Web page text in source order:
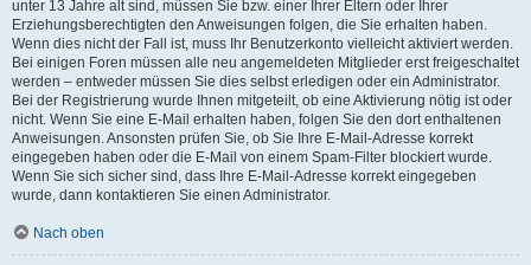
unter 13 Jahre alt sind, müssen Sie bzw. einer Ihrer Eltern oder Ihrer
Erziehungsberechtigten den Anweisungen folgen, die Sie erhalten haben.
Wenn dies nicht der Fall ist, muss Ihr Benutzerkonto vielleicht aktiviert werden.
Bei einigen Foren müssen alle neu angemeldeten Mitglieder erst freigeschaltet
werden – entweder müssen Sie dies selbst erledigen oder ein Administrator.
Bei der Registrierung wurde Ihnen mitgeteilt, ob eine Aktivierung nötig ist oder
nicht. Wenn Sie eine E-Mail erhalten haben, folgen Sie den dort enthaltenen
Anweisungen. Ansonsten prüfen Sie, ob Sie Ihre E-Mail-Adresse korrekt
eingegeben haben oder die E-Mail von einem Spam-Filter blockiert wurde.
Wenn Sie sich sicher sind, dass Ihre E-Mail-Adresse korrekt eingegeben
wurde, dann kontaktieren Sie einen Administrator.
Nach oben